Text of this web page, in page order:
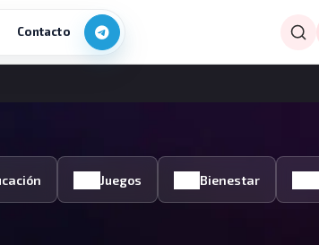
Contacto
Juegos Bienestar